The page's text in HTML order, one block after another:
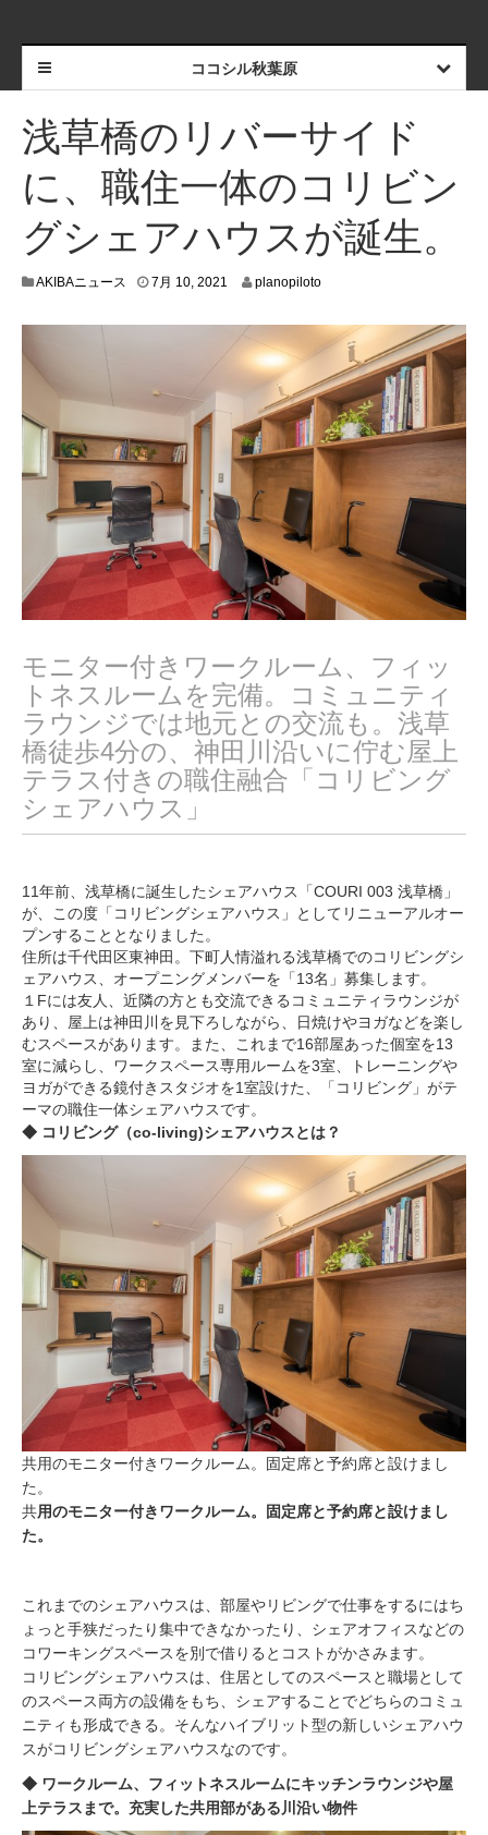
ココシル秋葉原
浅草橋のリバーサイド
に、職住一体のコリビン
グシェアハウスが誕生。
AKIBAニュース 7月 10, 2021
0
2
1
planopiloto
モニター付きワークルーム、フィッ
トネスルームを完備。コミュニティ
ラウンジでは地元との交流も。浅草
橋徒歩4分の、神田川沿いに佇む屋上
テラス付きの職住融合「コリビング
シェアハウス」
11年前、浅草橋に誕生したシェアハウス「COURI 003 浅草橋」
が、この度「コリビングシェアハウス」としてリニューアルオー
プンすることとなりました。
住所は千代田区東神田。下町人情溢れる浅草橋でのコリビングシ
ェアハウス、オープニングメンバーを「13名」募集します。
１Fには友人、近隣の方とも交流できるコミュニティラウンジが
あり、屋上は神田川を見下ろしながら、日焼けやヨガなどを楽し
むスペースがあります。また、これまで16部屋あった個室を13
室に減らし、ワークスペース専用ルームを3室、トレーニングや
ヨガができる鏡付きスタジオを1室設けた、「コリビング」がテ
ーマの職住一体シェアハウスです。
◆ コリビング（co-living)シェアハウスとは？
共用のモニター付きワークルーム。固定席と予約席と設けまし
た。
共用のモニター付きワークルーム。固定席と予約席と設けまし
た。
これまでのシェアハウスは、部屋やリビングで仕事をするにはち
ょっと手狭だったり集中できなかったり、シェアオフィスなどの
コワーキングスペースを別で借りるとコストがかさみます。
コリビングシェアハウスは、住居としてのスペースと職場として
のスペース両方の設備をもち、シェアすることでどちらのコミュ
ニティも形成できる。そんなハイブリット型の新しいシェアハウ
スがコリビングシェアハウスなのです。
◆ ワークルーム、フィットネスルームにキッチンラウンジや屋
上テラスまで。充実した共用部がある川沿い物件